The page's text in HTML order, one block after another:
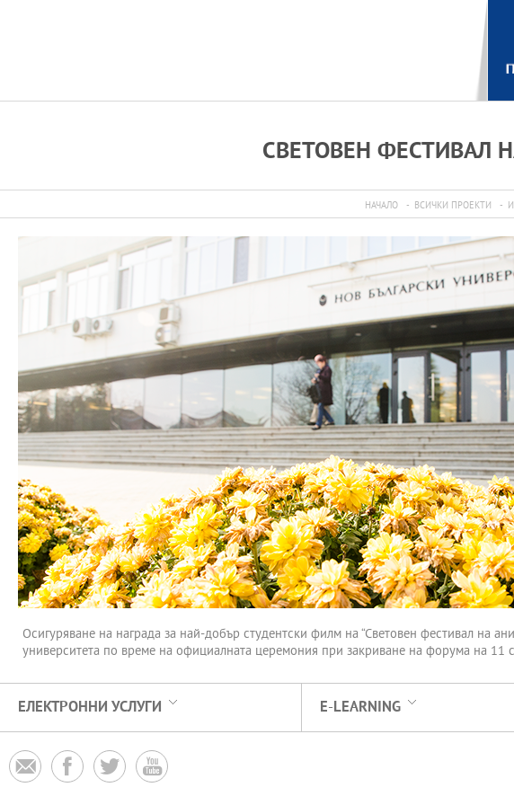
СВЕТОВЕН ФЕСТИВАЛ
НАЧАЛО ВСИЧКИ ПРОЕКТИ
Осигуряване на награда за най-добър студентски филм на “Световен фестивал на
университета по време на официалната церемония при закриване на форума на
ЕЛЕКТРОННИ УСЛУГИ E-LEARNING
   